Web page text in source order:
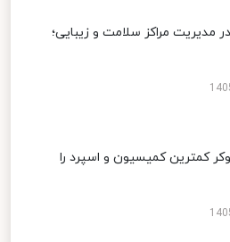
مدیریت مراکز سلامت و زیبایی؛
کمترین کمیسیون و اسپرد را